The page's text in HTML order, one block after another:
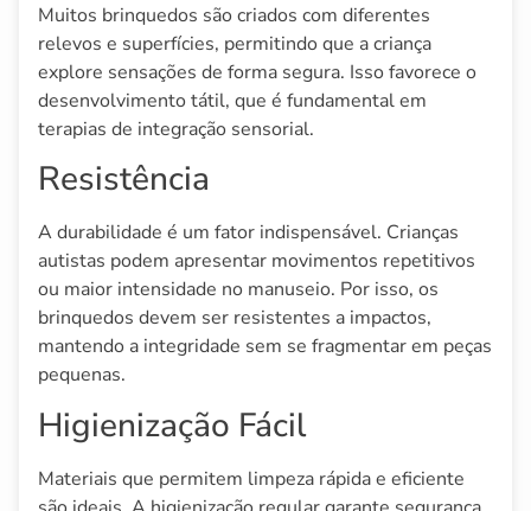
Muitos brinquedos são criados com diferentes
relevos e superfícies, permitindo que a criança
explore sensações de forma segura. Isso favorece o
desenvolvimento tátil, que é fundamental em
terapias de integração sensorial.
Resistência
A durabilidade é um fator indispensável. Crianças
autistas podem apresentar movimentos repetitivos
ou maior intensidade no manuseio. Por isso, os
brinquedos devem ser resistentes a impactos,
mantendo a integridade sem se fragmentar em peças
pequenas.
Higienização Fácil
Materiais que permitem limpeza rápida e eficiente